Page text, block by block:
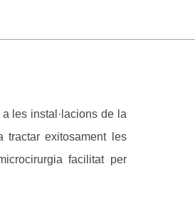
les instal·lacions de la
tractar exitosament les
facilitat per